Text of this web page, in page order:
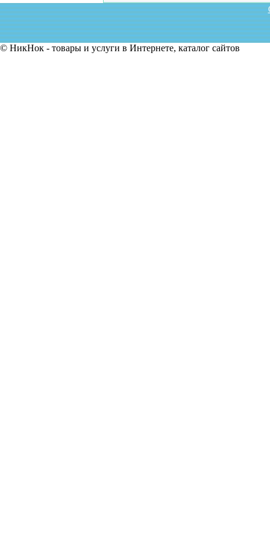
© НикНок - товары и услуги в Интернете, каталог сайтов